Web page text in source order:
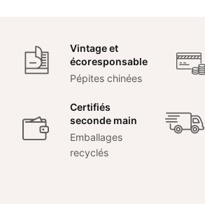
Vintage et
écoresponsable
Pépites chinées
Certifiés
seconde main
Emballages
recyclés